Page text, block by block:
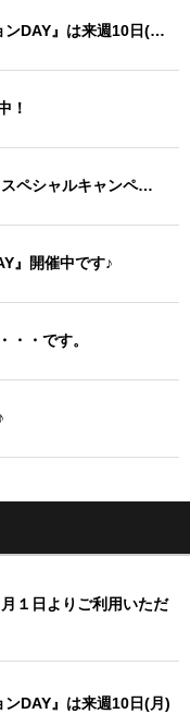
ンDAY』は来週10日(…
！
ペシャルキャンペ…
』開催中です♪
・・です。
１日よりご利用いただ
DAY』は来週10日(月)